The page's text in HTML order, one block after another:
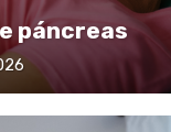
páncreas